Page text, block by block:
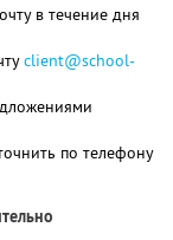
в течение дня
client@school-
по телефону